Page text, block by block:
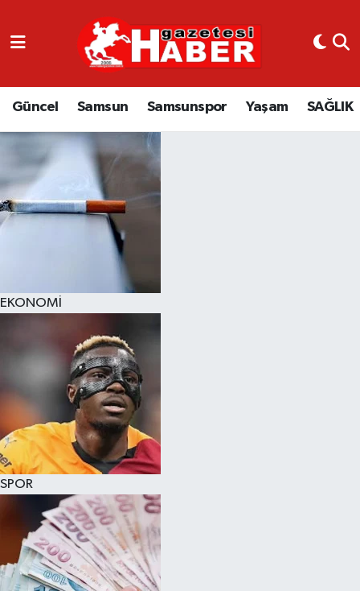
Güncel Samsun Samsunspor Yaşam SAĞLIK
EKONOMİ
SPOR
GÜNCEL
SAMSUN
SAMSUNSPOR
EKONOMİ
YAŞAM